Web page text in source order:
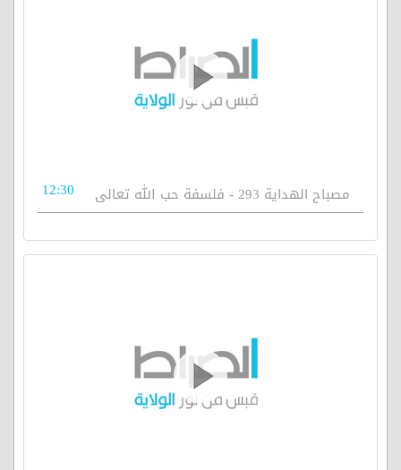
مصباح الهداية 293 - فلسفة حب الله تعالى 12:30